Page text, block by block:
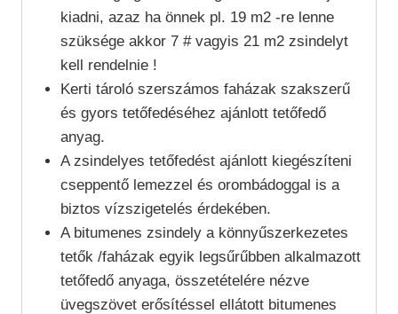
kiadni, azaz ha önnek pl. 19 m2 -re lenne
szüksége akkor 7 # vagyis 21 m2 zsindelyt
kell rendelnie !
Kerti tároló szerszámos faházak szakszerű
és gyors tetőfedéséhez ajánlott tetőfedő
anyag.
A zsindelyes tetőfedést ajánlott kiegészíteni
cseppentő lemezzel és orombádoggal is a
biztos vízszigetelés érdekében.
A bitumenes zsindely a könnyűszerkezetes
tetők /faházak egyik legsűrűbben alkalmazott
tetőfedő anyaga, összetételére nézve
üvegszövet erősítéssel ellátott bitumenes